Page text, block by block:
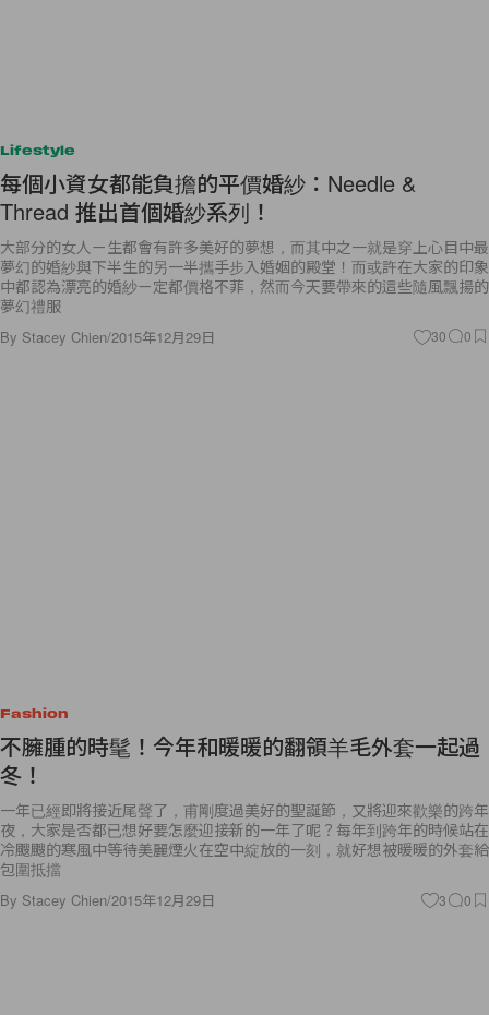
Lifestyle
每個小資女都能負擔的平價婚紗：Needle &
Thread 推出首個婚紗系列！
大部分的女人ㄧ生都會有許多美好的夢想，而其中之一就是穿上心目中最
夢幻的婚紗與下半生的另一半攜手步入婚姻的殿堂！而或許在大家的印象
中都認為漂亮的婚紗ㄧ定都價格不菲，然而今天要帶來的這些隨風飄揚的
夢幻禮服
By Stacey Chien/2015年12月29日 30 0
Fashion
不臃腫的時髦！今年和暖暖的翻領羊毛外套一起過
冬！
一年已經即將接近尾聲了，甫剛度過美好的聖誕節，又將迎來歡樂的跨年
夜，大家是否都已想好要怎麼迎接新的一年了呢？每年到跨年的時候站在
冷颼颼的寒風中等待美麗煙火在空中綻放的一刻，就好想被暖暖的外套給
包圍抵擋
By Stacey Chien/2015年12月29日 3 0